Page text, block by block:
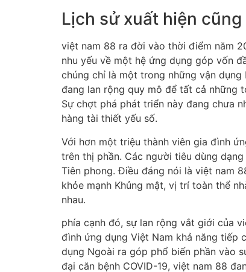
Lịch sử xuất hiện
việt nam 88 ra đời vào thời điểm năm
nhu yếu về một hệ ứng dụng góp vốn
chúng chỉ là một trong những vận
đang lan rộng quy mô để tất cả những
Sự chợt phá phát triển này đang chưa
hàng tài thiết yếu số.
Với hơn một triệu thành viên gia đình
trên thị phần. Các người tiêu dùng
Tiên phong. Điều đáng nói là việt nam
khỏe mạnh Khủng mật, vị trí toàn thể
nhau.
phía cạnh đó, sự lan rộng vắt giới của
đình ứng dụng Việt Nam khả năng tiếp
dụng Ngoài ra góp phổ biến phần vào
đại căn bệnh COVID-19, việt nam 88